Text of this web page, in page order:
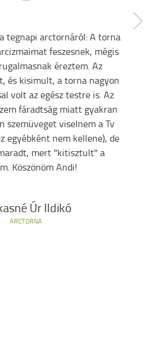
tegnapi arctornáról: A torna
feszesnek, mégis
éreztem. Az
és kisimult, a torna nagyon
volt az egész testre is. Az
fáradtság miatt gyakran
szemüveget viselnem a Tv
egyébként nem kellene), de
mert "kitisztult" a
Köszönöm Andi!
Úr Ildikó
ARCTORNA